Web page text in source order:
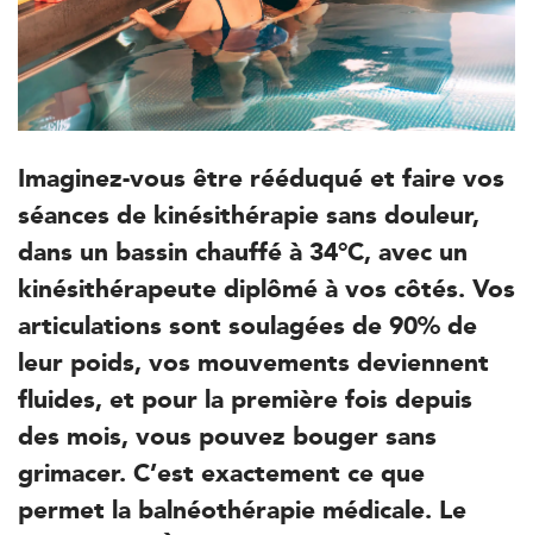
Imaginez-vous être rééduqué et faire vos
séances de kinésithérapie sans douleur,
dans un bassin chauffé à 34°C, avec un
kinésithérapeute diplômé à vos côtés. Vos
articulations sont soulagées de 90% de
leur poids, vos mouvements deviennent
fluides, et pour la première fois depuis
des mois, vous pouvez bouger sans
grimacer. C’est exactement ce que
permet la balnéothérapie médicale. Le